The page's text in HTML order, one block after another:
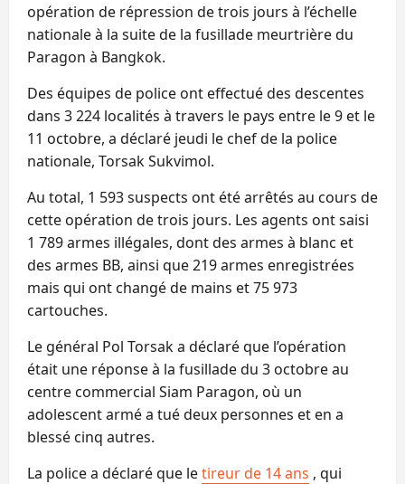
opération de répression de trois jours à l’échelle
nationale à la suite de la fusillade meurtrière du
Paragon à Bangkok.
Des équipes de police ont effectué des descentes
dans 3 224 localités à travers le pays entre le 9 et le
11 octobre, a déclaré jeudi le chef de la police
nationale, Torsak Sukvimol.
Au total, 1 593 suspects ont été arrêtés au cours de
cette opération de trois jours. Les agents ont saisi
1 789 armes illégales, dont des armes à blanc et
des armes BB, ainsi que 219 armes enregistrées
mais qui ont changé de mains et 75 973
cartouches.
Le général Pol Torsak a déclaré que l’opération
était une réponse à la fusillade du 3 octobre au
centre commercial Siam Paragon, où un
adolescent armé a tué deux personnes et en a
blessé cinq autres.
La police a déclaré que letireur de 14 ans , qui